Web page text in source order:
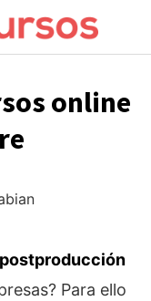
online
Para ello